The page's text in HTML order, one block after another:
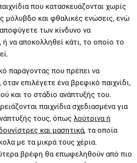
που κατασκευάζονται χωρίς
μόλυβδο και φθαλικές ενώσεις, ενώ
των κίνδυνο να
να αποκολληθεί κάτι, το οποίο το
παράγοντας που πρέπει να
επιλέγετε ένα βρεφικό παιχνίδι,
και το στάδιο ανάπτυξής του.
παιχνίδια σχεδιασμένα για
τους, όπως λούτρινα ή
και μασητικά, τα οποία
με τα μικρά τους χέρια.
βρέφη θα επωφεληθούν από πιο